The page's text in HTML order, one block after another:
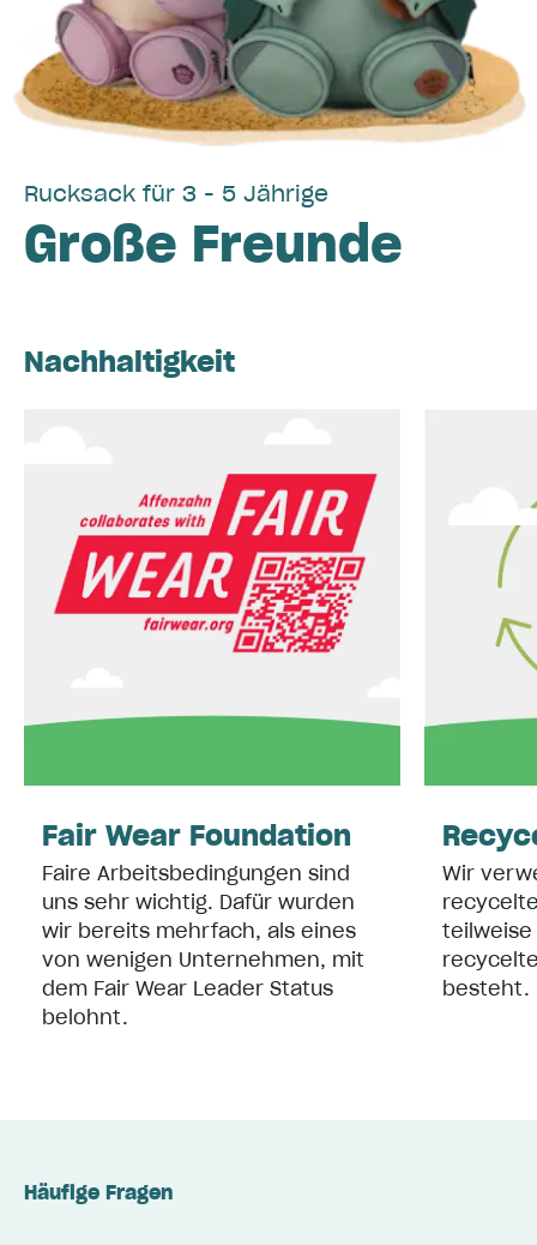
Rucksack für 3 - 5 Jährige
Große Freunde
Nachhaltigkeit
Fair Wear Foundation
Faire Arbeitsbedingungen sind
uns sehr wichtig. Dafür wurden
wir bereits mehrfach, als eines
von wenigen Unternehmen, mit
dem Fair Wear Leader Status
belohnt.
Wir
teilweise
besteht.
Häufige Fragen